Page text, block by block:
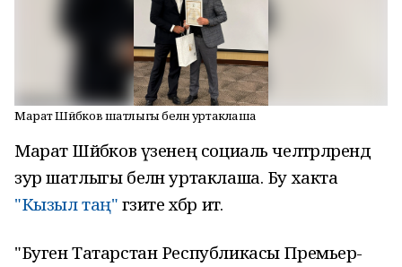
Марат Шәйбәков шатлыгы белән уртаклаша
Марат Шәйбәков үзенең социаль челтәрләрендә
зур шатлыгы белән уртаклаша. Бу хакта
"Кызыл таң" гәзите хәбәр итә.
"Буген Татарстан Республикасы Премьер-